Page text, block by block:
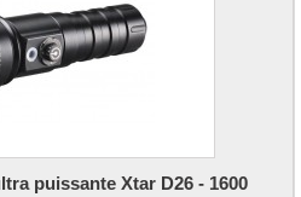
puissante Xtar D26 - 1600